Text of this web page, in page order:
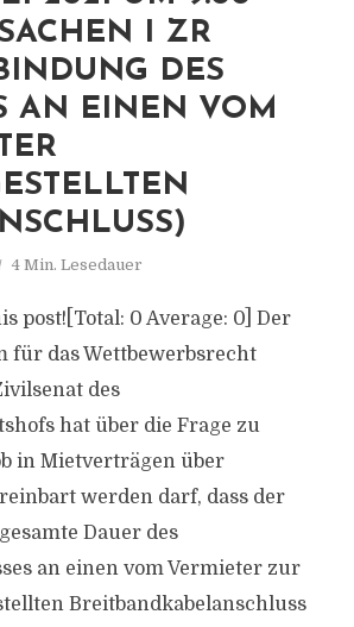
I ZR
DES
AN EINEN VOM
4 Min. Lesedauer
post![Total: 0 Average: 0] Der
für das Wettbewerbsrecht
des
hat über die Frage zu
in Mietverträgen über
werden darf, dass der
Dauer des
an einen vom Vermieter zur
Breitbandkabelanschluss